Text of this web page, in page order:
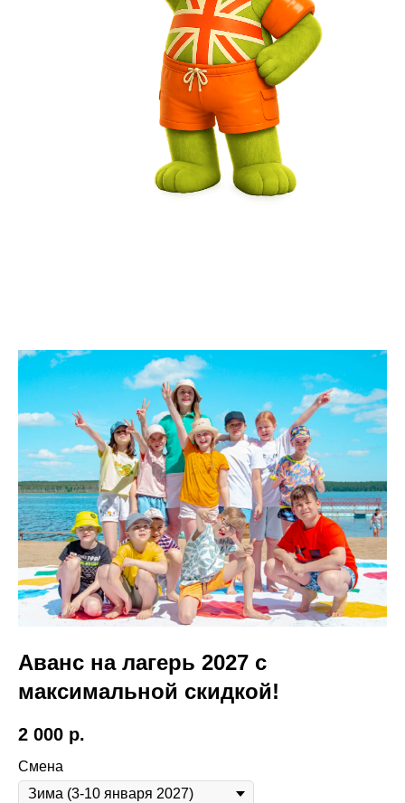
Аванс на лагерь 2027 с
максимальной скидкой!
2 000 р.
Смена
не просто лагерь!
Мы — еще и школа. Весь
учебный год помогаем ребятам
расти дальше: учить языки и
развивать мышление.Дарим
вам бесплатный урок на
любом курсе.